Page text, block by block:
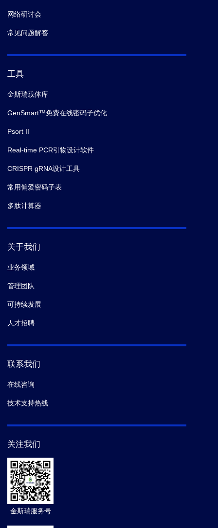
网络研讨会
常见问题解答
工具
金斯瑞载体库
GenSmart™免费在线密码子优化
Psort II
Real-time PCR引物设计软件
CRISPR gRNA设计工具
常用偏爱密码子表
多肽计算器
关于我们
业务领域
管理团队
可持续发展
人才招聘
联系我们
在线咨询
技术支持热线
关注我们
金斯瑞服务号